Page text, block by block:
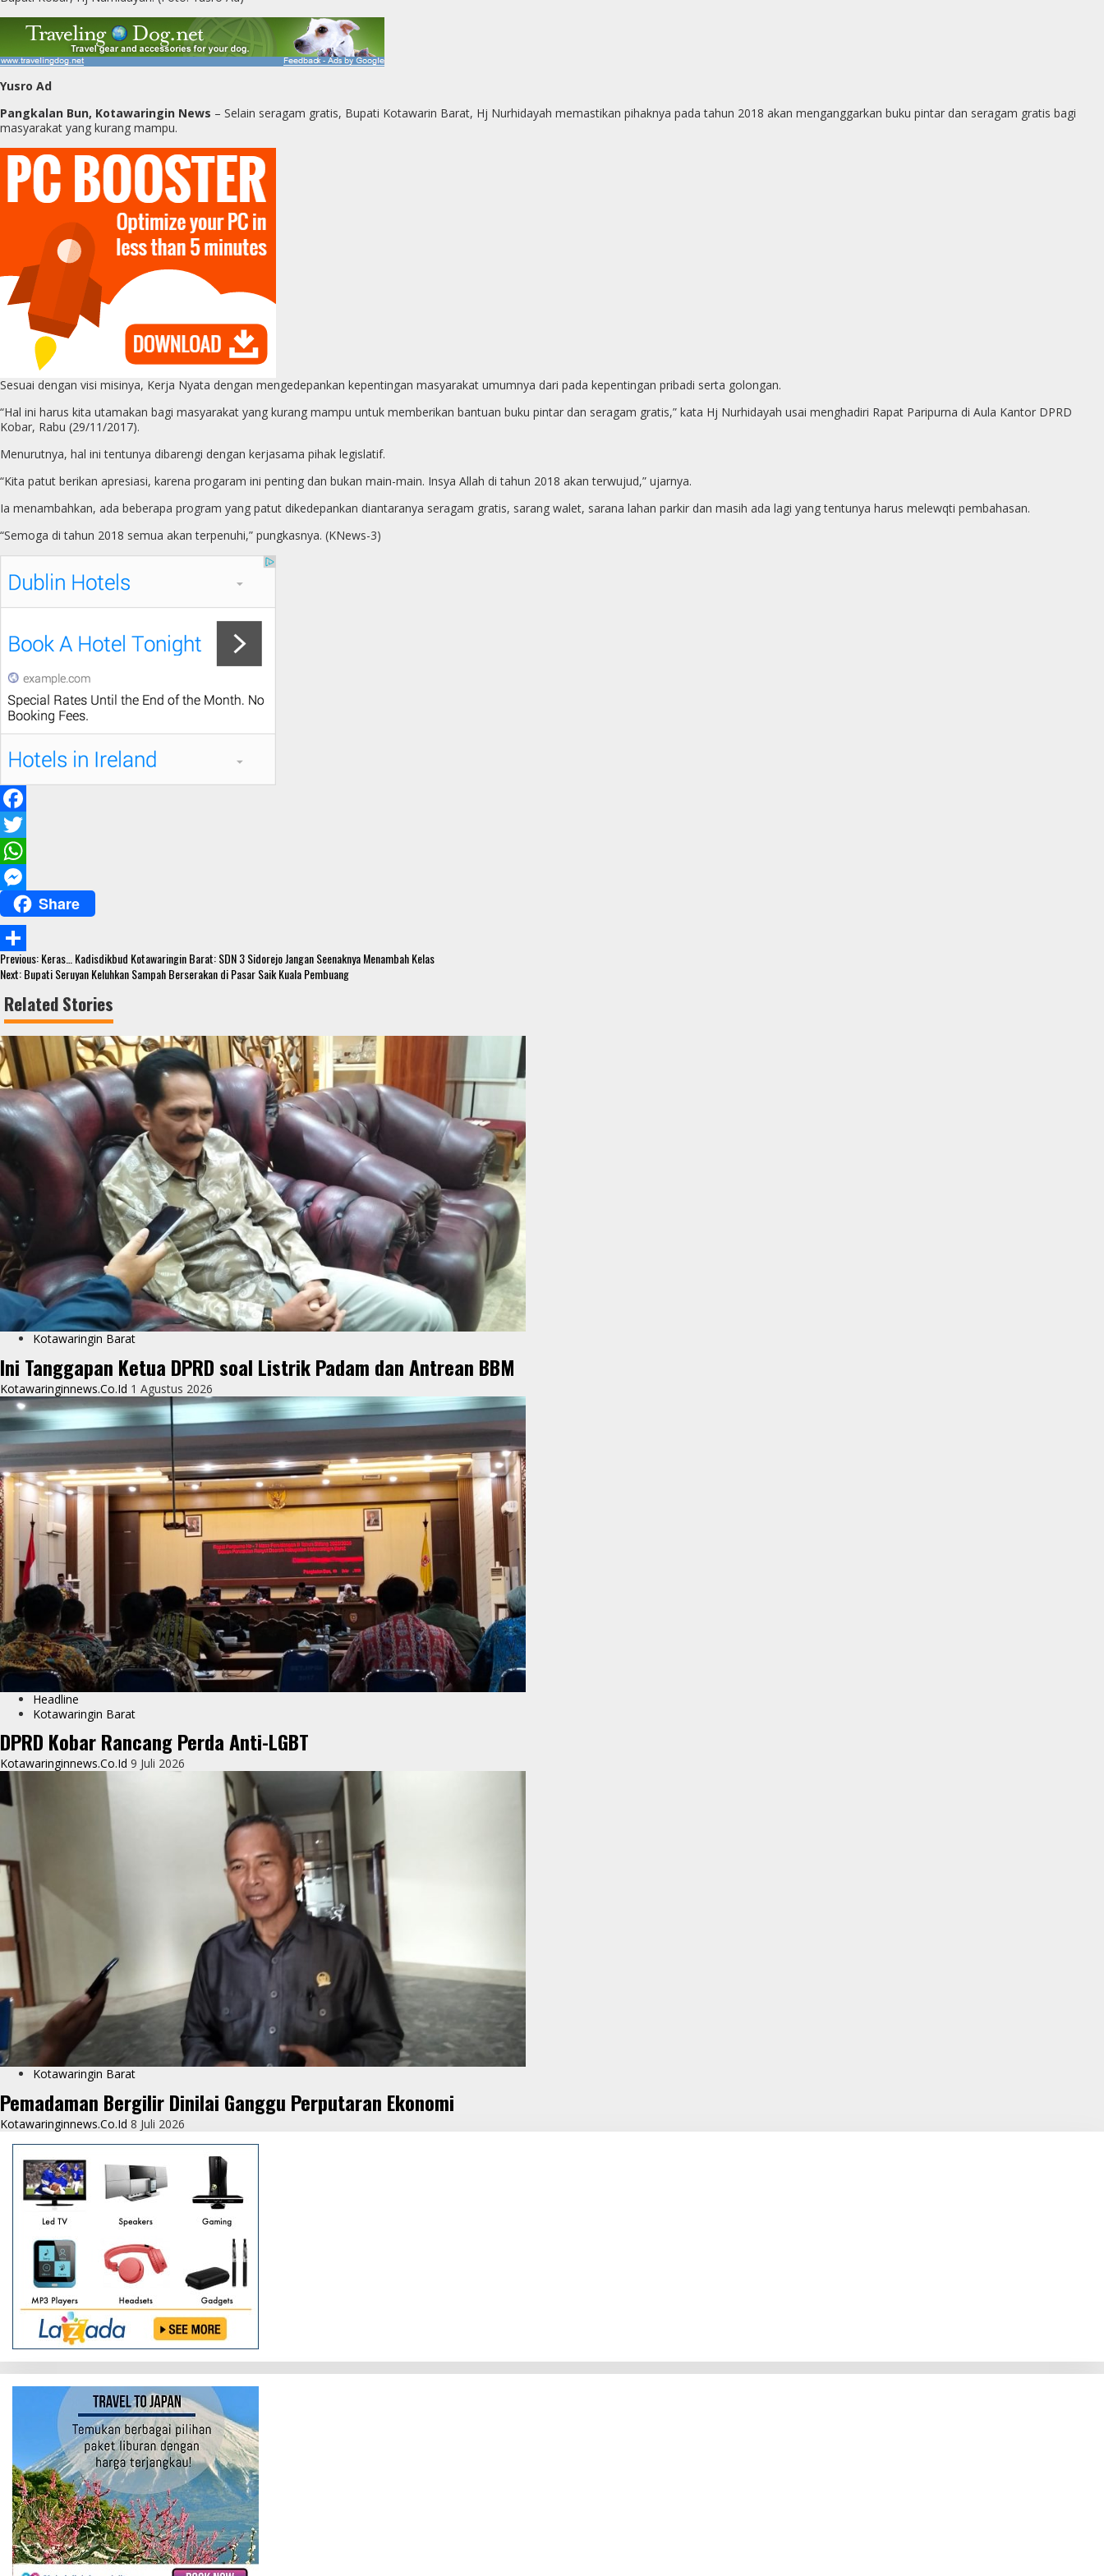
Yusro Ad
Pangkalan Bun, Kotawaringin News – Selain seragam gratis, Bupati Kotawarin Barat, Hj Nurhidayah memastikan pihaknya pada tahun 2018 akan menganggarkan buku pintar dan seragam gratis bagi
masyarakat yang kurang mampu.
Sesuai dengan visi misinya, Kerja Nyata dengan mengedepankan kepentingan masyarakat umumnya dari pada kepentingan pribadi serta golongan.
“Hal ini harus kita utamakan bagi masyarakat yang kurang mampu untuk memberikan bantuan buku pintar dan seragam gratis,” kata Hj Nurhidayah usai menghadiri Rapat Paripurna di Aula Kantor DPRD
Kobar, Rabu (29/11/2017).
Menurutnya, hal ini tentunya dibarengi dengan kerjasama pihak legislatif.
“Kita patut berikan apresiasi, karena progaram ini penting dan bukan main-main. Insya Allah di tahun 2018 akan terwujud,” ujarnya.
Ia menambahkan, ada beberapa program yang patut dikedepankan diantaranya seragam gratis, sarang walet, sarana lahan parkir dan masih ada lagi yang tentunya harus melewqti pembahasan.
“Semoga di tahun 2018 semua akan terpenuhi,” pungkasnya. (KNews-3)
F
a
c
b
o
o
k
T
w
t
t
e
W
a
t
s
A
p
p
e
s
s
e
n
g
e
r
Share
S
a
r
e
Continue
Reading
Previous:Keras… Kadisdikbud Kotawaringin Barat: SDN 3 Sidorejo Jangan Seenaknya Menambah Kelas
Next:Bupati Seruyan Keluhkan Sampah Berserakan di Pasar Saik Kuala Pembuang
Related Stories
Kotawaringin Barat
Ini Tanggapan Ketua DPRD soal Listrik Padam dan Antrean BBM
Kotawaringinnews.co.id 1 Agustus 2026
Headline
Kotawaringin Barat
DPRD Kobar Rancang Perda Anti-LGBT
Kotawaringinnews.co.id 9 Juli 2026
Kotawaringin Barat
Pemadaman Bergilir Dinilai Ganggu Perputaran Ekonomi
Kotawaringinnews.co.id 8 Juli 2026